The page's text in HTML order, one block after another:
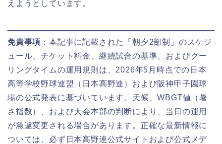
えようとしています。
免責事項 ：本記事に記載された「朝夕2部制」のスケジ
ュール、チケット料金、継続試合の基準、およびクー
リングタイムの運用規則は、2026年5月時点での日本
高等学校野球連盟（日本高野連）および阪神甲子園球
場の公式発表に基づいています。天候、WBGT値（暑
さ指数）、および大会本部の判断により、当日の運用
が急遽変更される場合があります。正確な最新情報に
ついては、必ず日本高野連公式サイトおよび公式メデ